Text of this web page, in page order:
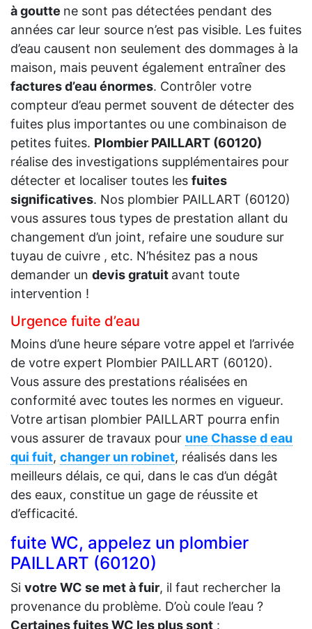
à goutte ne sont pas détectées pendant des
années car leur source n’est pas visible. Les fuites
d’eau causent non seulement des dommages à la
maison, mais peuvent également entraîner des
factures d’eau énormes. Contrôler votre
compteur d’eau permet souvent de détecter des
fuites plus importantes ou une combinaison de
petites fuites. Plombier PAILLART (60120)
réalise des investigations supplémentaires pour
détecter et localiser toutes les fuites
significatives. Nos plombier PAILLART (60120)
vous assures tous types de prestation allant du
changement d’un joint, refaire une soudure sur
tuyau de cuivre , etc. N’hésitez pas a nous
demander un devis gratuit avant toute
intervention !
Urgence fuite d’eau
Moins d’une heure sépare votre appel et l’arrivée
de votre expert Plombier PAILLART (60120).
Vous assure des prestations réalisées en
conformité avec toutes les normes en vigueur.
Votre artisan plombier PAILLART pourra enfin
vous assurer de travaux pour une Chasse d eau
qui fuit, changer un robinet, réalisés dans les
meilleurs délais, ce qui, dans le cas d’un dégât
des eaux, constitue un gage de réussite et
d’efficacité.
fuite WC, appelez un plombier
PAILLART (60120)
Si votre WC se met à fuir, il faut rechercher la
provenance du problème. D’où coule l’eau ?
Certaines fuites WC les plus sont :